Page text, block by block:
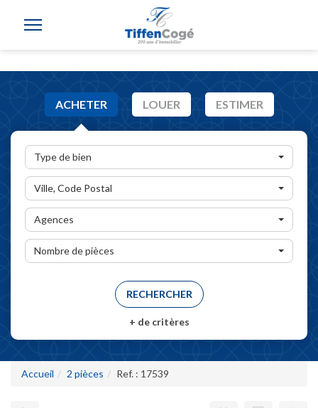
ACHETER LOUER ESTIMER
Type de bien
Ville, Code Postal
Agences
Nombre de pièces
+ de critères
Accueil 2 pièces Ref. : 17539